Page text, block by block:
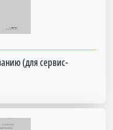
(для сервис-